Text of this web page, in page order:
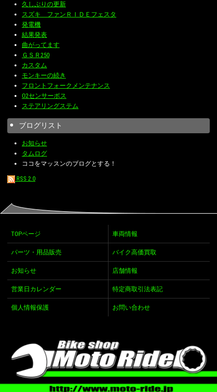
久しぶりの更新
スズキ ファンＲＩＤＥフェスタ
発電機
結果発表
曲がってます
ＧＳＲ250
カスタム
モンキーの続き
フロントフォークメンテナンス
O2センサーボス
ステアリングステム
ブログリスト
お知らせ
タムログ
ココをマッスンのブログとする！
RSS 2.0
TOPページ 車両情報
パーツ・用品販売 バイク高価買取
お知らせ 店舗情報
営業日カレンダー 特定商取引法表記
個人情報保護 お問い合わせ